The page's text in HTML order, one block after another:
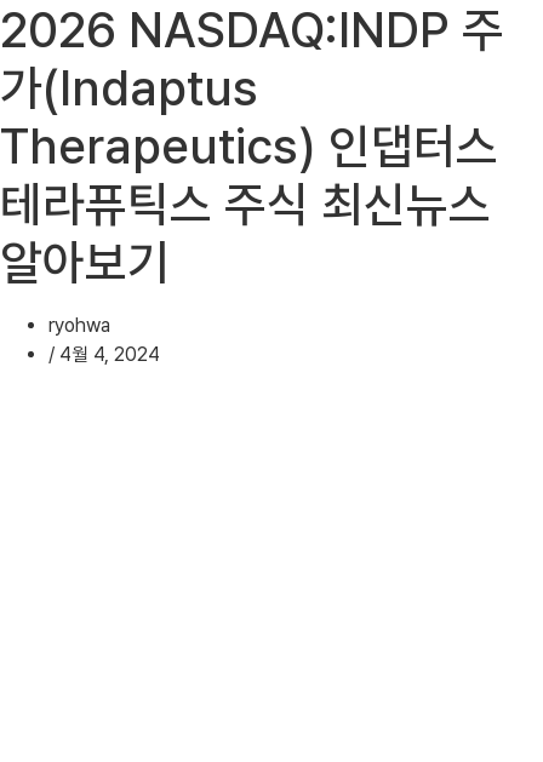
2026 NASDAQ:INDP 주
가(Indaptus
Therapeutics) 인댑터스
테라퓨틱스 주식 최신뉴스
알아보기
ryohwa
/ 4월 4, 2024